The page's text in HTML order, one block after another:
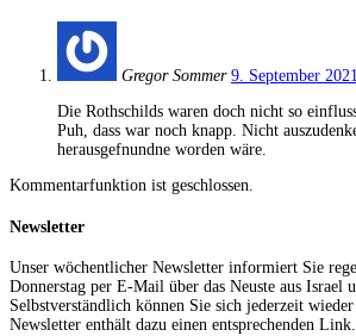
Gregor Sommer 9. September
Die Rothschilds waren doch nicht so
Puh, dass war noch knapp. Nicht
herausgefnundne worden wäre.
Kommentarfunktion ist geschlossen.
Newsletter
Unser wöchentlicher Newsletter informiert Sie
Donnerstag per E-Mail über das Neuste aus Israel
Selbstverständlich können Sie sich jederzeit
Newsletter enthält dazu einen entsprechenden Link.